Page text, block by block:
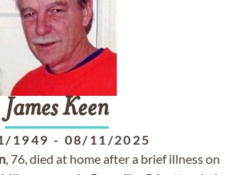
JamesKeen
1949 - 08/11/2025
, 76, died at home after a brief illness on